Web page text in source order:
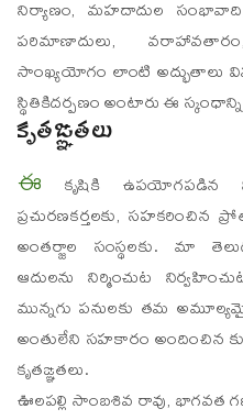
నిర్యాణం, మహదాదుల సంభావాది,
పరిమాణాదులు,
సాంఖ్యయోగం లాంటి అద్భుతాలు
స్థితికిదర్పణం అంటారు ఈ
కృతఙ్ఞతలు
ఈ కృషికి ఉపయోగపడిన
ప్రచురణకర్తలకు, సహకరించిన
అంతర్జాల సంస్థలకు. మా
ఆదులను నిర్మించుట
మున్నగు పనులకు తమ
అంతులేని సహకారం అందించిన
కృతఙ్ఞతలు.
ఊలపల్లి సాంబశివ రావు, భాగవత